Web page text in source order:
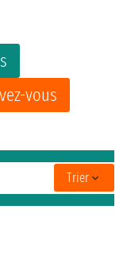
vous
Trier